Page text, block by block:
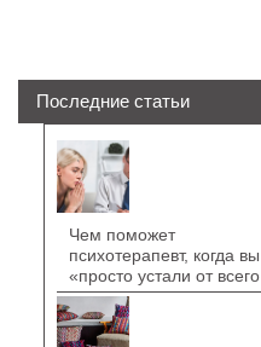
Последние статьи
Чем поможет
психотерапевт, когда вы
«просто устали от всего